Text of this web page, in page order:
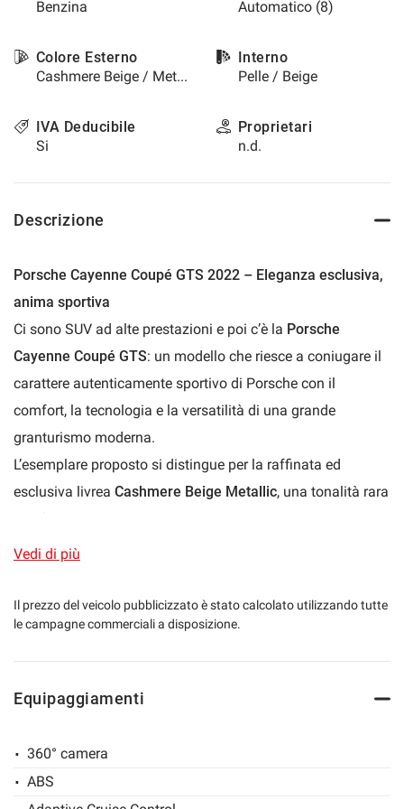
Benzina
Automatico (8)
Colore Esterno
Cashmere Beige / Metallizzato
Interno
Pelle / Beige
IVA Deducibile
Si
Proprietari
n.d.
Descrizione
Porsche Cayenne Coupé GTS 2022 – Eleganza esclusiva,
anima sportiva
Ci sono SUV ad alte prestazioni e poi c’è la Porsche
Cayenne Coupé GTS: un modello che riesce a coniugare il
carattere autenticamente sportivo di Porsche con il
comfort, la tecnologia e la versatilità di una grande
granturismo moderna.
L’esemplare proposto si distingue per la raffinata ed
esclusiva livrea Cashmere Beige Metallic, una tonalità rara
Coupé, creando un perfetto equilibrio tra sportività ed
Beige/Black, accoglie guidatore e passeggeri in un
ambiente ricercato, dove materiali di alta qualità, cura
Sotto il cofano pulsa il potente motore
entusiasmanti, una risposta immediata all’acceleratore e
un sound coinvolgente che rende ogni viaggio
Vedi di più
Il prezzo del veicolo pubblicizzato è stato calcolato utilizzando tutte
le campagne commerciali a disposizione.
Equipaggiamenti
360° camera
ABS
questi
di
tracciamento
alla
cookie
Puoi
e
tue
in
qualsiasi
Cookie di marketing
Leggi
la
cookie
policy